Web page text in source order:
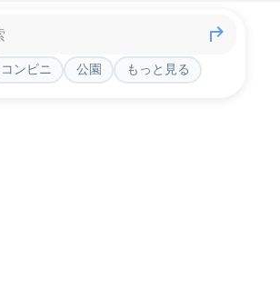
コンビニ 公園 もっと見る